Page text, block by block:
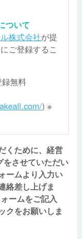
ついて
株式会社が提
ご登録するこ
無料
) ※
くために、経営
させていただい
ームより入力い
絡差し上げま
ームをご記入
クをお願いしま